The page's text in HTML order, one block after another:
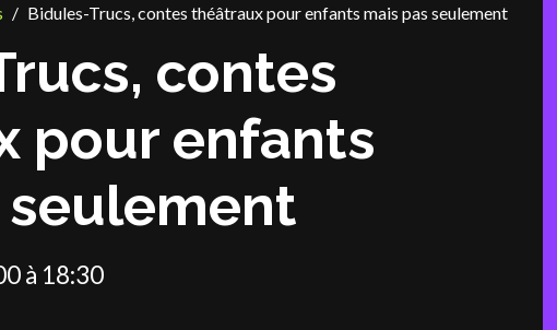
Bidules-Trucs, contes théâtraux pour enfants mais pas seulement
contes
pour enfants
seulement
à 18:30